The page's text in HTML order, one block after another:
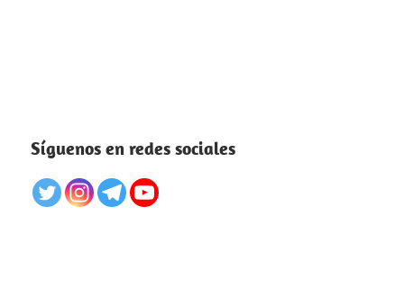
Síguenos en redes sociales